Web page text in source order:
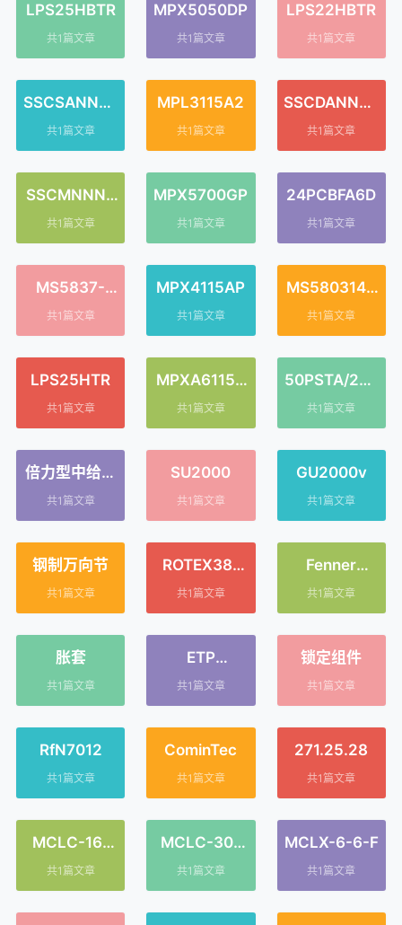
LPS25HBTR
共1篇文章
MPX5050DP
共1篇文章
LPS22HBTR
共1篇文章
SSCSANN00
1PGAA5
共1篇文章
MPL3115A2
共1篇文章
SSCDANN00
5PGAA5
共1篇文章
SSCMNNN0
30PA2A3
共1篇文章
MPX5700GP
共1篇文章
24PCBFA6D
共1篇文章
MS5837-
02BA
共1篇文章
MPX4115AP
共1篇文章
MS580314B
A01-00
共1篇文章
LPS25HTR
共1篇文章
MPXA6115A
C6U
共1篇文章
50PSTA/240
0
共1篇文章
倍力型中给拉
刀组
共1篇文章
SU2000
共1篇文章
GU2000v
共1篇文章
钢制万向节
共1篇文章
ROTEX38-
Complete-
共1篇文章
Fenner
Drives
共1篇文章
胀套
共1篇文章
ETP
EXPRESS
共1篇文章
锁定组件
共1篇文章
RfN7012
共1篇文章
CominTec
共1篇文章
271.25.28
共1篇文章
MCLC-16-
16-SS
共1篇文章
MCLC-30-
30-SS
共1篇文章
MCLX-6-6-F
共1篇文章